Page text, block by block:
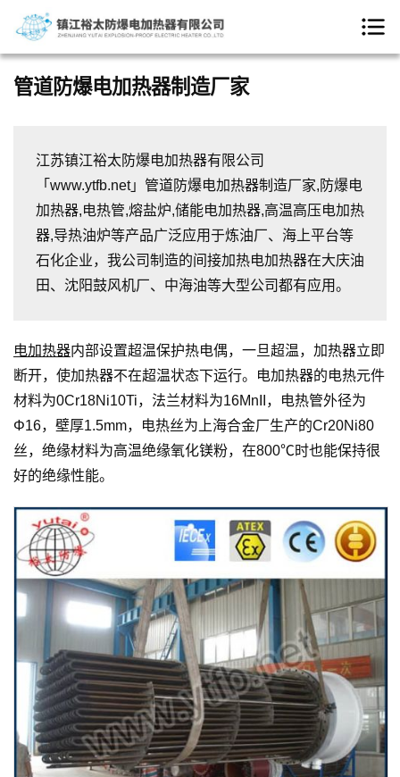
管道防爆电加热器制造厂家
江苏镇江裕太防爆电加热器有限公司
「www.ytfb.net」管道防爆电加热器制造厂家,防爆电
加热器,电热管,熔盐炉,储能电加热器,高温高压电加热
器,导热油炉等产品广泛应用于炼油厂、海上平台等
石化企业，我公司制造的间接加热电加热器在大庆油
田、沈阳鼓风机厂、中海油等大型公司都有应用。
电加热器内部设置超温保护热电偶，一旦超温，加热器立即
断开，使加热器不在超温状态下运行。电加热器的电热元件
材料为0Cr18Ni10Ti，法兰材料为16MnII，电热管外径为
Φ16，壁厚1.5mm，电热丝为上海合金厂生产的Cr20Ni80
丝，绝缘材料为高温绝缘氧化镁粉，在800℃时也能保持很
好的绝缘性能。